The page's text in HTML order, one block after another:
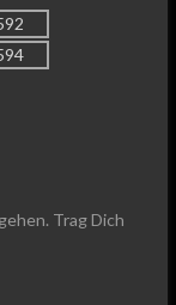
Trag Dich